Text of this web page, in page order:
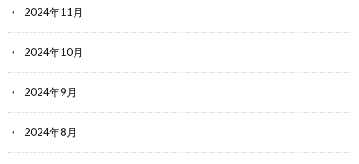
2024年11月
2024年10月
2024年9月
2024年8月